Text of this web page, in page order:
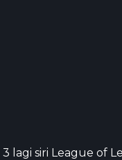
3 lagi siri League of